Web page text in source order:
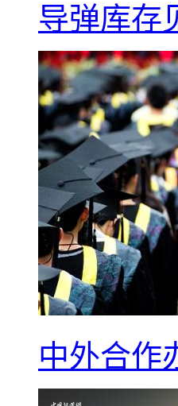
导弹库存
中外合作